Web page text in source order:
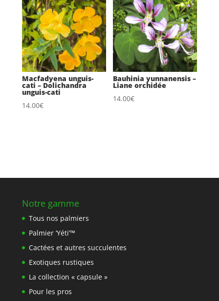
Macfadyena unguis-
cati – Dolichandra
unguis-cati
14.00€
Bauhinia yunnanensis –
Liane orchidée
14.00€
Notre gamme
Tous nos palmiers
Palmier ‘Yéti’™
Cactées et autres succulentes
Exotiques rustiques
La collection « capsule »
Pour les pros